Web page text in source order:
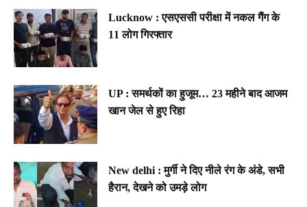
Lucknow : एसएससी परीक्षा में नकल गैंग के
11 लोग गिरफ्तार
UP : समर्थकों का हुजूम… 23 महीने बाद आजम
खान जेल से हुए रिहा
New delhi : मुर्गी ने दिए नीले रंग के अंडे, सभी
हैरान, देखने को उमड़े लोग